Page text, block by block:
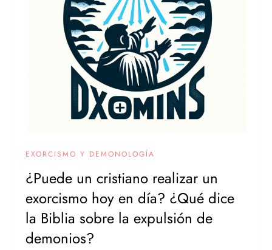
EXORCISMO Y DEMONOLOGÍA
¿Puede un cristiano realizar un
exorcismo hoy en día? ¿Qué dice
la Biblia sobre la expulsión de
demonios?